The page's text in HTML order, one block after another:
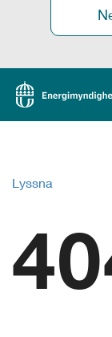
Lyssna